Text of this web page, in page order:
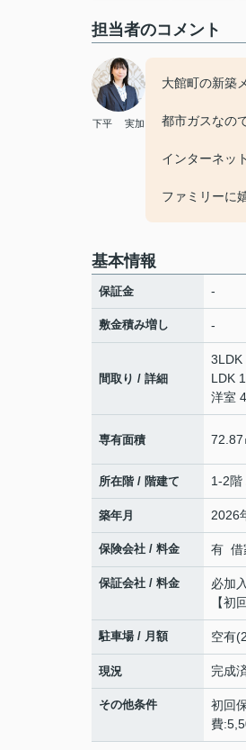
担当者のコメント
下平 実加
大館町の新築
都市ガスなの
インターネッ
ファミリーに
基本情報
保証金 -
敷金積み増し -
間取り / 詳細
3LDK
LDK
洋室
専有面積 72.87
所在階 / 階建て 1-2階
築年月 2026
保険会社 / 料金 有 借
保証会社 / 料金
必加
【初
駐車場 / 月額 空有
現況 完成
その他条件
初回
費